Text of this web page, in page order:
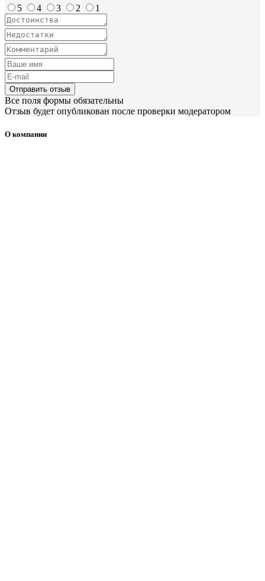
5 4 3 2 1
Отправить отзыв
Все поля формы обязательны
Отзыв будет опубликован после проверки модератором
О компании